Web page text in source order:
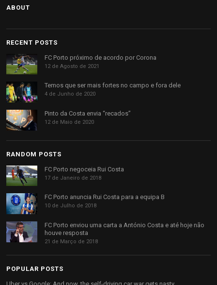
ABOUT
RECENT POSTS
FC Porto próximo de acordo por Corona
12 de Agosto de 2021
Temos que ser mais fortes no campo e fora dele
4 de Junho de 2020
Pinto da Costa envia “recados”
12 de Maio de 2020
RANDOM POSTS
FC Porto negoceia Rui Costa
17 de Janeiro de 2018
FC Porto anuncia Rui Costa para a equipa B
10 de Julho de 2018
FC Porto enviou uma carta a António Costa e até hoje não
houve resposta
21 de Março de 2018
POPULAR POSTS